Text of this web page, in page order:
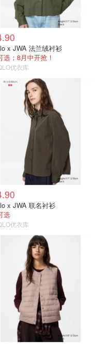
x JWA 法兰绒衬衫
选；8月中开抢！
优衣库
x JWA 联名衬衫
选
优衣库